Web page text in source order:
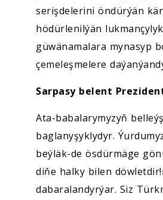
serişdelerini öndürýän
hödürlenilýän
güwänamalara mynasyp
çemeleşmelere
Sarpasy belent
Ata-babalarymyzyň
baglanyşyklydyr.
beýläk-de ösdürmäge
diňe halky bilen
dabaralandyrýar. Siz